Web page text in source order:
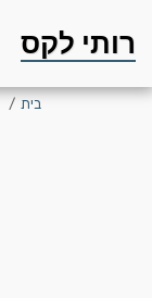
רותי לקס
בית